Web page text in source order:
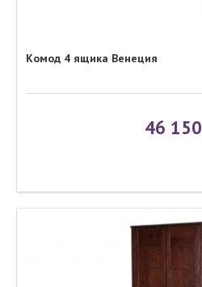
Комод 4 ящика Венеция
46 150